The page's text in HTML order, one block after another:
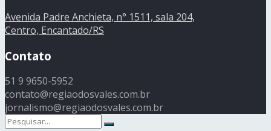
Avenida Padre Anchieta, n° 1511, sala 204,
Centro, Encantado/RS
Contato
51 9 9650-5952
contato@regiaodosvales.com.br
jornalismo@regiaodosvales.com.br